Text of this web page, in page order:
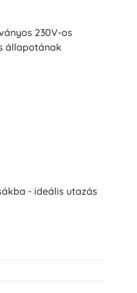
230V-os
állapotának
- ideális utazás